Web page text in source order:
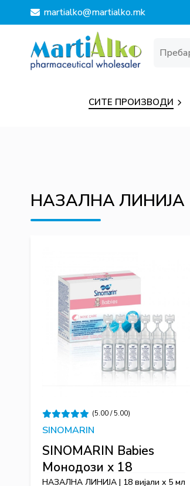
martialko@martialko.mk
СИТЕ ПРОИЗВОДИ
НАЗАЛНА ЛИНИЈА
(5.00 / 5.00)
SINOMARIN
SINOMARIN Babies
Монодози х 18
НАЗАЛНА ЛИНИЈА | 18 вијали x 5 мл